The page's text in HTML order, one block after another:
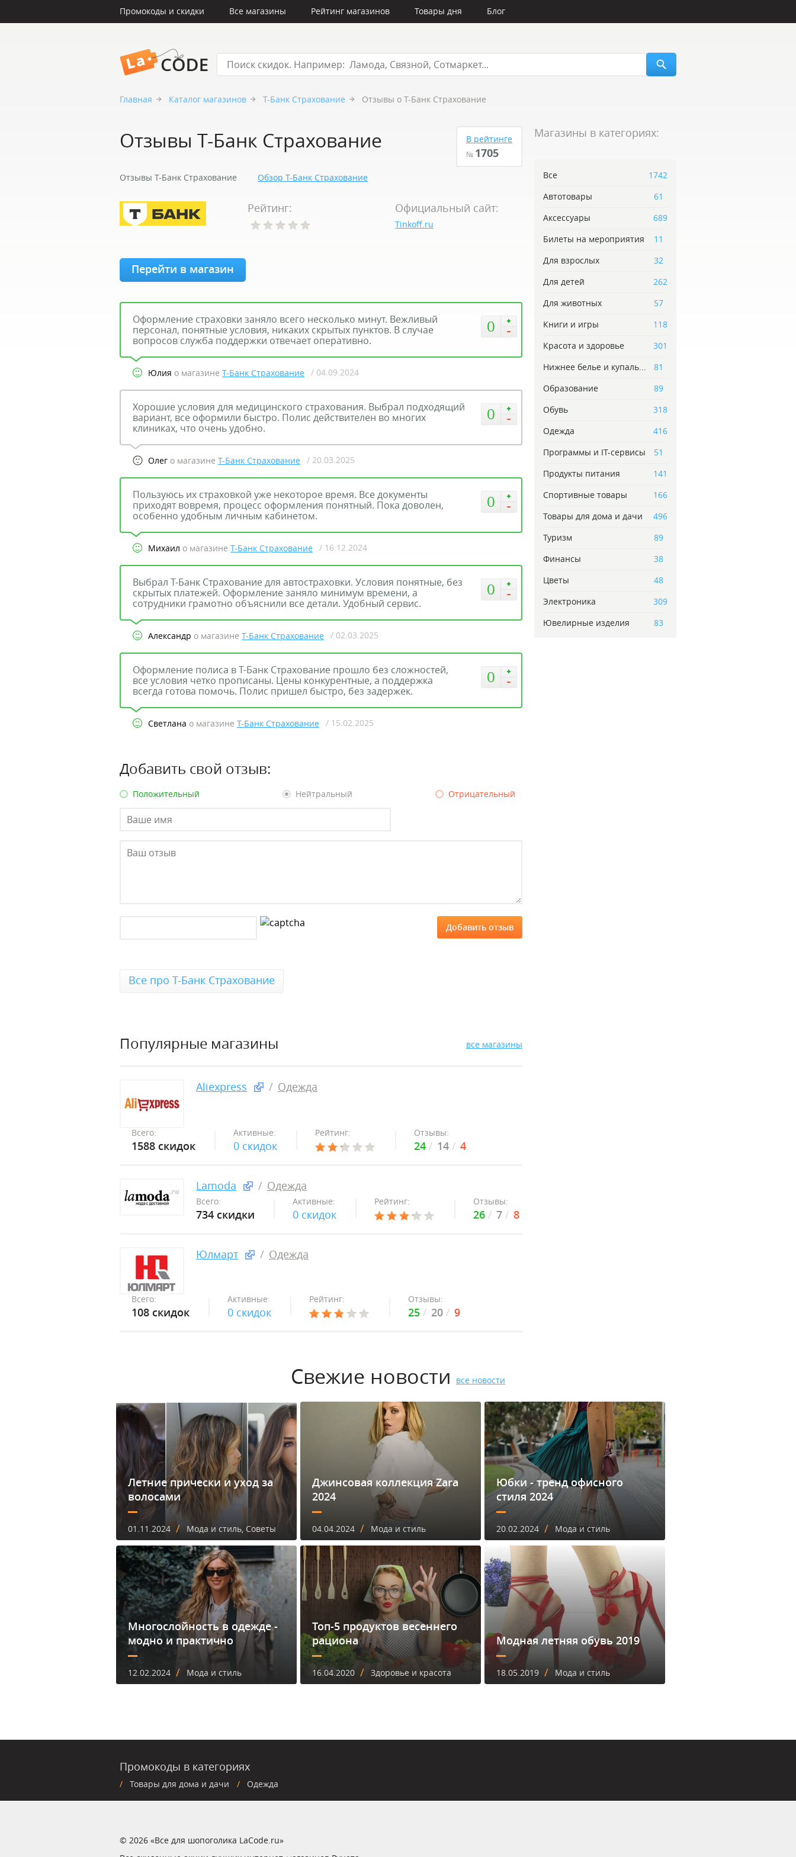
Промокоды и скидки Все магазины Рейтинг магазинов Товары дня Блог
Главная Каталог магазинов Т-Банк Страхование Отзывы о Т-Банк Страхование
Отзывы Т-Банк Страхование В рейтинге
№ 1705
Отзывы Т-Банк Страхование Обзор Т-Банк Страхование
Рейтинг: Официальный сайт:
Tinkoff.ru
Перейти в магазин
0
Оформление страховки заняло всего несколько минут. Вежливый
персонал, понятные условия, никаких скрытых пунктов. В случае
вопросов служба поддержки отвечает оперативно.
Юлия о магазине Т-Банк Страхование / 04.09.2024
0
Хорошие условия для медицинского страхования. Выбрал подходящий
вариант, все оформили быстро. Полис действителен во многих
клиниках, что очень удобно.
Олег о магазине Т-Банк Страхование / 20.03.2025
0
Пользуюсь их страховкой уже некоторое время. Все документы
приходят вовремя, процесс оформления понятный. Пока доволен,
особенно удобным личным кабинетом.
Михаил о магазине Т-Банк Страхование / 16.12.2024
0
Выбрал Т-Банк Страхование для автостраховки. Условия понятные, без
скрытых платежей. Оформление заняло минимум времени, а
сотрудники грамотно объяснили все детали. Удобный сервис.
Александр о магазине Т-Банк Страхование / 02.03.2025
0
Оформление полиса в Т-Банк Страхование прошло без сложностей,
все условия четко прописаны. Цены конкурентные, а поддержка
всегда готова помочь. Полис пришел быстро, без задержек.
Светлана о магазине Т-Банк Страхование / 15.02.2025
Добавить свой отзыв:
Положительный Нейтральный Отрицательный
Все про Т-Банк Страхование
Популярные магазины все магазины
Aliexpress Одежда
Всего:
1588 скидок
Активные:
0 скидок
Рейтинг: Отзывы:
24 14 4
Lamoda Одежда
Всего:
734 скидки
Активные:
0 скидок
Рейтинг: Отзывы:
26 7 8
Юлмарт Одежда
Всего:
108 скидок
Активные:
0 скидок
Рейтинг: Отзывы:
25 20 9
Магазины в категориях:
Все
1742
Автотовары
61
Аксессуары
689
Билеты на мероприятия
11
Для взрослых
32
Для детей
262
Для животных
57
Книги и игры
118
Красота и здоровье
301
Нижнее белье и купаль...
81
Образование
89
Обувь
318
Одежда
416
Программы и IT-сервисы
51
Продукты питания
141
Спортивные товары
166
Товары для дома и дачи
496
Туризм
89
Финансы
38
Цветы
48
Электроника
309
Ювелирные изделия
83
Свежие новости все новости
Летние прически и уход за
волосами
01.11.2024 / Мода и стиль, Советы
Джинсовая коллекция Zara
2024
04.04.2024 / Мода и стиль
Юбки - тренд офисного
стиля 2024
20.02.2024 / Мода и стиль
Многослойность в одежде -
модно и практично
12.02.2024 / Мода и стиль
Топ-5 продуктов весеннего
рациона
16.04.2020 / Здоровье и красота
Модная летняя обувь 2019
18.05.2019 / Мода и стиль
Промокоды в категориях
Товары для дома и дачи Одежда
© 2026 «Все для шопоголика LaCode.ru»